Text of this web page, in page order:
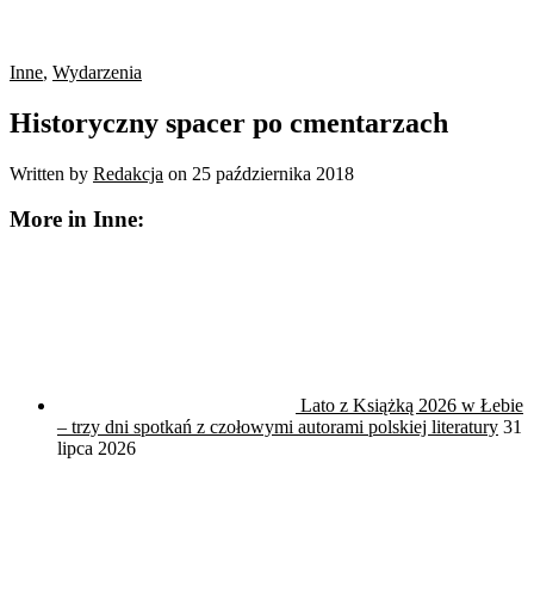
Inne, Wydarzenia
Historyczny spacer po cmentarzach
Written by Redakcja on 25 października 2018
More in Inne:
Lato z Książką 2026 w Łebie
– trzy dni spotkań z czołowymi autorami polskiej literatury 31
lipca 2026